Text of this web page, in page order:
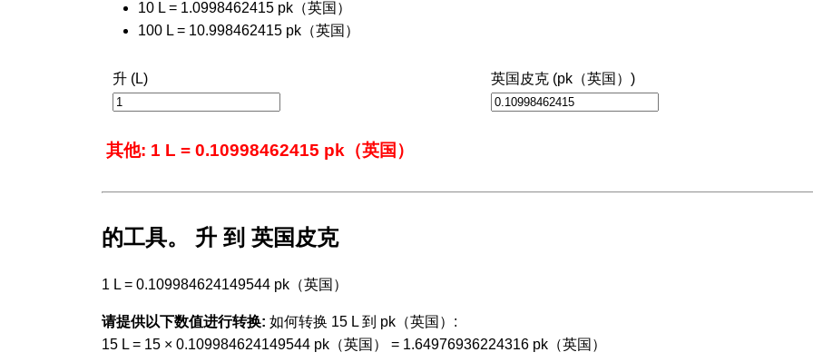
10 L = 1.0998462415 pk（英国）
100 L = 10.998462415 pk（英国）
升 (L) 英国皮克 (pk（英国）)
其他: 1 L = 0.10998462415 pk（英国）
的工具。 升 到 英国皮克
1 L = 0.109984624149544 pk（英国）
请提供以下数值进行转换: 如何转换 15 L 到 pk（英国）:
15 L = 15 × 0.109984624149544 pk（英国） = 1.64976936224316 pk（英国）